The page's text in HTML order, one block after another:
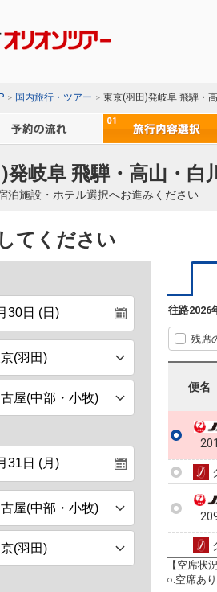
国内旅行・ツアー 東京(羽田)発岐阜 飛騨・
発岐阜 飛騨・高山・白
泊施設・ホテル選択へお進みください
てください
往路2026
残席
便名
【空席状況
○:空席あ